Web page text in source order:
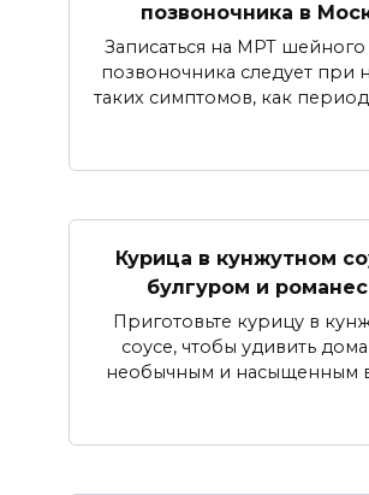
позвоночника в
Записаться на МРТ шейного
позвоночника следует при
таких симптомов, как
Курица в кунжутном
булгуром и
Приготовьте курицу в
соусе, чтобы удивить
необычным и насыщенным